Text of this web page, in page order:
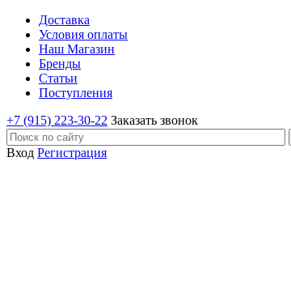
Доставка
Условия оплаты
Наш Магазин
Бренды
Статьи
Поступления
+7 (915) 223-30-22 Заказать звонок
Вход Регистрация